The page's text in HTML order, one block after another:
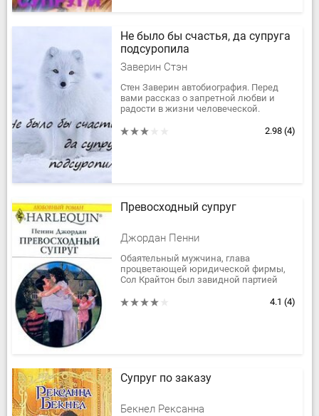
Не было бы счастья, да супруга
подсуропила
Заверин Стэн
Стен Заверин автобиография. Перед
вами рассказ о запретной любви и
радости в жизни человеческой.
2.98 (4)
Превосходный супруг
Джордан Пенни
Обаятельный мужчина, глава
процветающей юридической фирмы,
Сол Крайтон был завидной партией
прекрасного пола, мечтающей связать
4.1 (4)
Супруг по заказу
Бекнел Рексанна